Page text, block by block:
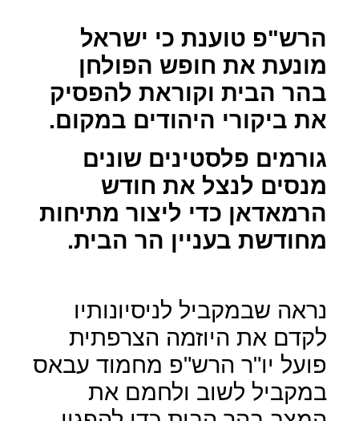
הרש"פ טוענת כי ישראל
מונעת את חופש הפולחן
בהר הבית וקוראת להפסיק
את ביקורי היהודים במקום.
גורמים פלסטינים שונים
מנסים לנצל את חודש
הרמאדאן כדי ליצור מתיחות
מחודשת בעניין הר הבית.
נראה שבמקביל לניסיונותיו
לקדם את היוזמה הצרפתית
פועל יו"ר הרש"פ מחמוד עבאס
במקביל לשוב ולחמם את